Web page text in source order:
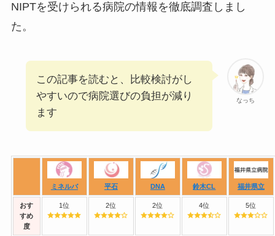
NIPTを受けられる病院の情報を徹底調査しまし
た。
なっち
この記事を読むと、比較検討がし
やすいので病院選びの負担が減り
ます
ミネルバ 平石 DNA 鈴木CL 福井県立
おす
すめ
度
1位 2位 2位 4位 5位